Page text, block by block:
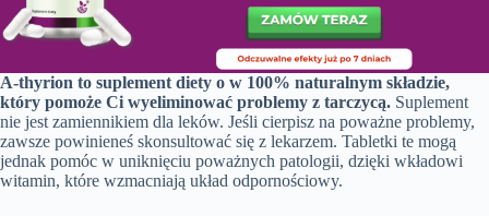
A-thyrion to suplement diety o w 100% naturalnym składzie,
który pomoże Ci wyeliminować problemy z tarczycą. Suplement
nie jest zamiennikiem dla leków. Jeśli cierpisz na poważne problemy,
zawsze powinieneś skonsultować się z lekarzem. Tabletki te mogą
jednak pomóc w uniknięciu poważnych patologii, dzięki wkładowi
witamin, które wzmacniają układ odpornościowy.